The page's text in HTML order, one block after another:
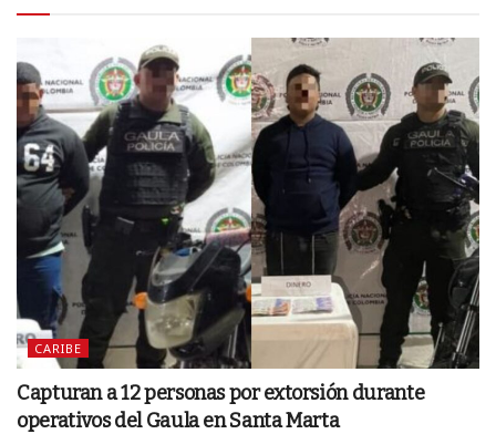
CARIBE
Capturan a 12 personas por extorsión durante
operativos del Gaula en Santa Marta